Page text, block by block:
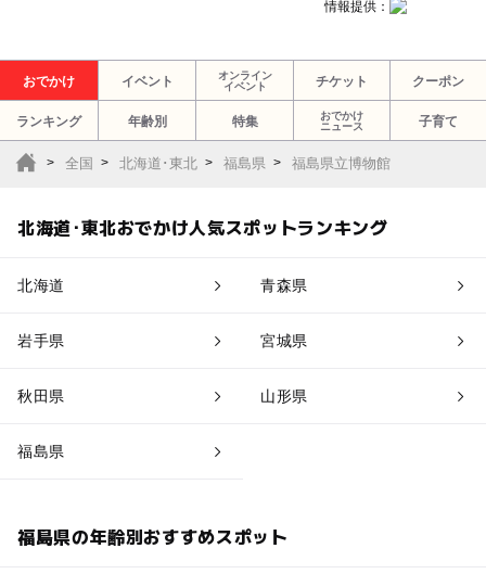
情報提供：
おでかけ イベント
オンライン
イベント
チケット クーポン
ランキング 年齢別 特集
おでかけ
ニュース
子育て
全国 北海道･東北 福島県 福島県立博物館
北海道･東北おでかけ人気スポットランキング
北海道 青森県
岩手県 宮城県
秋田県 山形県
福島県
福島県の年齢別おすすめスポット